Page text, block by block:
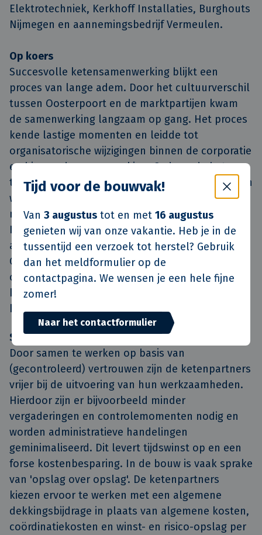
Tijd voor de bouwvak!
Van 3 augustus tot en met 16 augustus
genieten wij van onze vakantie. Heb je in de
tussentijd een verzoek tot herstel? Gebruik
dan het meldformulier op de
contactpagina. We wensen je een hele fijne
zomer!
Naar het contactformulier
Elektrotechniek, Kerkhoff Installaties, Burghouts
Nijmegen en aannemingsbedrijf Vermeulen.
Op koers
Succesvolle ketensamenwerking blijkt een
proces van lange adem. Door het cultuurverschil
tussen Oosterpoort en de marktpartijen kwam
de samenwerking langzaam op gang. Het proces
kende lastige momenten en leidde tot
organisatorische wijzigingen binnen de corporatie
en binnen de samenwerking. Gedurende het
traject groeide echter het vertrouwen in elkaar en
werden processen geoptimaliseerd. Bij ieder
nieuw project werd een verbeterslag gemaakt.
Inmiddels liggen de partijen goed op koers om
alle doelstellingen voor eind 2017 te halen.
Oosterpoort bespaarde in 2016 al 15% op de
onderhoudskosten, het gewenste
kwaliteitsniveau bleef gelijk en de
klanttevredenheid steeg van een 7 naar een 7,5.
Samenwerken op basis van vertrouwen
Door samen te werken op basis van
(gecontroleerd) vertrouwen zijn de ketenpartners
vrijer bij de uitvoering van hun werkzaamheden.
Hierdoor zijn er bijvoorbeeld minder
vergaderingen en controlemomenten nodig en
worden administratieve handelingen
geminimaliseerd. Dit levert tijdswinst op en een
forse kostenbesparing. In de bouw is vaak sprake
van 'opslag over opslag'. De ketenpartners
kiezen ervoor te werken met een algemene
dekkingsbijdrage in plaats van algemene kosten,
coördinatiekosten en winst- en risico-opslag per